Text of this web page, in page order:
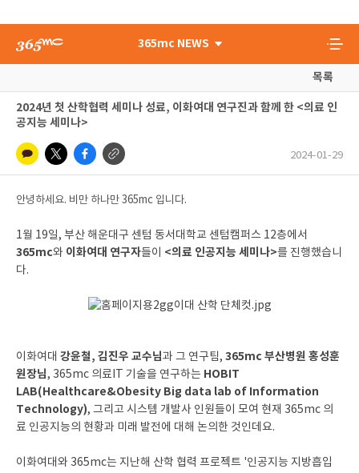
365mc NEWS
목록
2024년 첫 산학협력 세미나 성료, 이화여대 연구진과 함께 한 <의료 인
공지능 세미나>
2024-01-29
안녕하세요. 비만 하나만 365mc 입니다.
1월 19일, 부산 해운대구 센텀 동서대학교 센텀캠퍼스 12층에서
365mc와 이화여대 연구자들이 <의료 인공지능 세미나>를 진행했습니
다.
이화여대 강윤철, 김진우 교수님과 그 연구팀, 365mc 부산병원 홍성훈
원장님, 365mc 의료IT 기술을 연구하는 HOBIT
LAB(Healthcare&Obesity Big data lab of Information
Technology), 그리고 시스템 개발사 인원들이 모여 현재 365mc 의
료 인공지능의 현황과 미래 발전에 대해 논의한 것인데요.
이화여대와 365mc는 지난해 산학 협력 프로젝트 '인공지능 지방흡입